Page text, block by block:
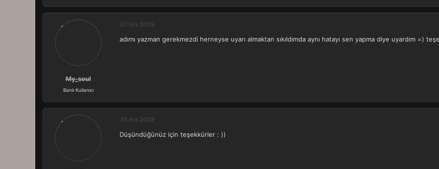
My_soul
Banlı Kullanıcı
30 Ara 2009
adımı yazman gerekmezdi herneyse uyarı almaktan sıkıldımda aynı hatayı sen yapma diye uyardım =)
30 Ara 2009
Düşündüğünüz için teşekkürler : ))